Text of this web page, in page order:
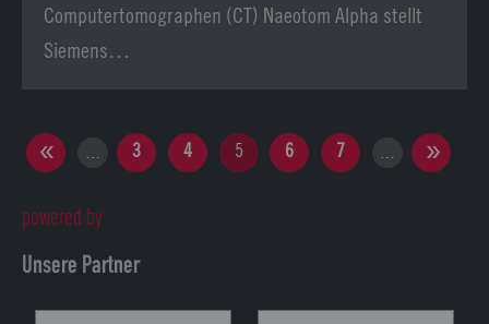
Computertomographen (CT) Naeotom Alpha stellt
Siemens…
3 4 5 6 7
Unsere Partner
powered by